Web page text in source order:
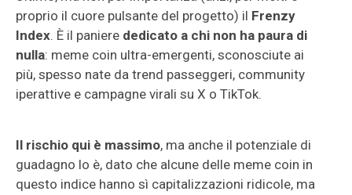
proprio il cuore pulsante del progetto) il Frenzy
Index. È il paniere dedicato a chi non ha paura di
nulla: meme coin ultra-emergenti, sconosciute ai
più, spesso nate da trend passeggeri, community
iperattive e campagne virali su X o TikTok.
Il rischio qui è massimo, ma anche il potenziale di
guadagno lo è, dato che alcune delle meme coin in
questo indice hanno sì capitalizzazioni ridicole, ma